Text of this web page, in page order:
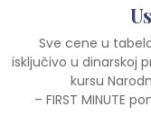
Sve cene u
isključivo u dinarskoj
kursu
– FIRST MINUTE